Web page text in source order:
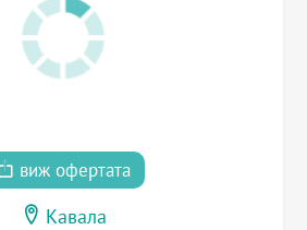
виж офертата
Кавала